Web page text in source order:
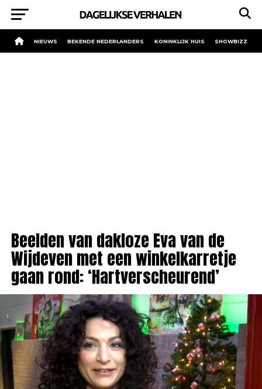
NIEUWS BEKENDE NEDERLANDERS KONINKLIJK HUIS SHOWBIZZ
Beelden van dakloze Eva van de
Wijdeven met een winkelkarretje
gaan rond: ‘Hartverscheurend’